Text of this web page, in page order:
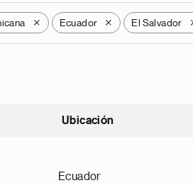
X Ecuador X El Salvador
Ubicación
Ecuador